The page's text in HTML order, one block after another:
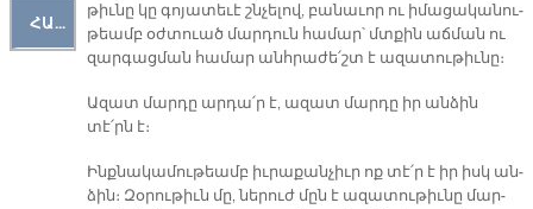
ՀԱՐԹԱԿ
թիւ­նը կը գո­յա­տե­ւէ շնչե­լով, բա­նա­ւոր ու ի­մա­ցա­կա­նու­
թեամբ օժ­տուած մար­դուն հա­մար՝ մտքին աճ­ման ու
զար­գաց­ման հա­մար անհ­րա­ժե՛շտ է ա­զա­տու­թիւ­նը։
Ա­զատ մար­դը ար­դա՛ր է, ա­զատ մար­դը իր ան­ձին
տէ՛րն է։
Ինք­նա­կա­մու­թեամբ իւ­րա­քան­չիւր ոք տէ՛ր է իր իսկ ան­
ձին։ Զօ­րու­թիւն մը, նե­րուժ մըն է ա­զա­տու­թիւ­նը մար­